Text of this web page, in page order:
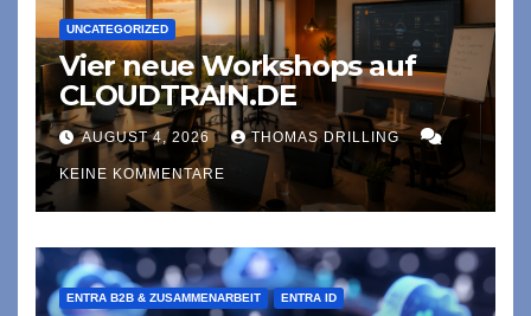
UNCATEGORIZED
Vier neue Workshops auf
CLOUDTRAIN.DE
AUGUST 4, 2026 THOMAS DRILLING
KEINE KOMMENTARE
ENTRA B2B & ZUSAMMENARBEIT ENTRA ID